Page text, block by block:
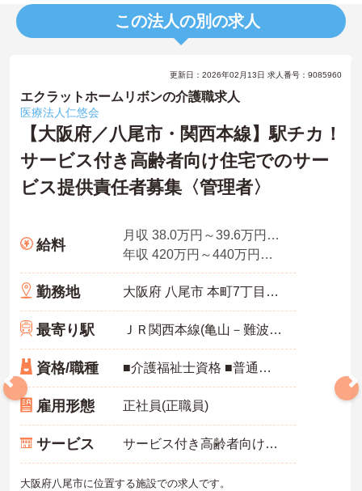
この法人の別の求人
更新日：2026年02月13日 求人番号：9085960
エクラットホームリボンの介護職求人
医療法人仁悠会
【大阪府／八尾市・関西本線】駅チカ！
サービス付き高齢者向け住宅でのサー
ビス提供責任者募集〈管理者〉
給料
月収 38.0万円～39.6万円程度 諸手当込
年収 420万円～440万円程度
勤務地 大阪府 八尾市 本町7丁目3番20号
最寄り駅 ＪＲ関西本線(亀山－難波)「八尾駅」徒歩2分
資格/職種 ■介護福祉士資格 ■普通自動車運転免許（ＡＴ限定不可） ■訪問介護の経験またはサービス提供責任者の経験
雇用形態 正社員(正職員)
サービス サービス付き高齢者向け住宅（サ高住）
大阪府八尾市に位置する施設での求人です。